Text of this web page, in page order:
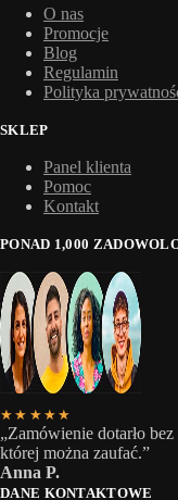
O nas
Promocje
Blog
Regulamin
Polityka
SKLEP
Panel klienta
Pomoc
Kontakt
PONAD 1,000
★★★★★
„Zamówienie dotarło
której można zaufać.”
Anna P.
DANE KONTAKTOWE